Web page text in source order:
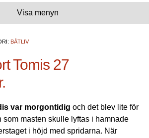
Visa menyn
BÅTLIV
Tomis 27
var morgontidig och det blev lite för
som masten skulle lyftas i hamnade
i höjd med spridarna. När